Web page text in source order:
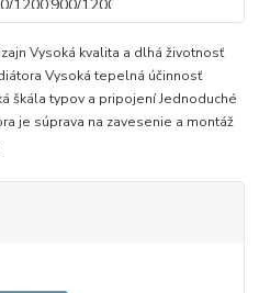
Vysoká kvalita a dlhá životnosť
Vysoká tepelná účinnosť
škála typov a pripojení Jednoduché
je súprava na zavesenie a montáž